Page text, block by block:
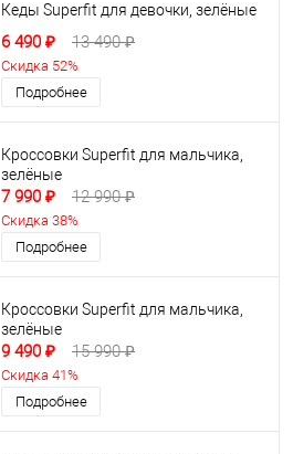
Кеды Superfit для девочки, зелёные
6 490 ₽ 13 490 ₽
Скидка 52%
Подробнее
Кроссовки Superfit для мальчика,
зелёные
7 990 ₽ 12 990 ₽
Скидка 38%
Подробнее
Кроссовки Superfit для мальчика,
зелёные
9 490 ₽ 15 990 ₽
Скидка 41%
Подробнее